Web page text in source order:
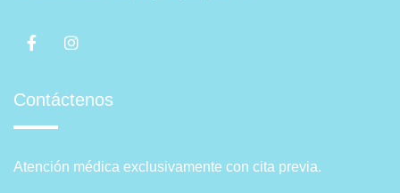
Contáctenos
Atención médica exclusivamente con cita previa.